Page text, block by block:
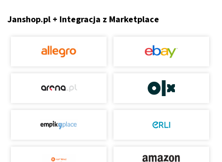
Janshop.pl + Integracja z Marketplace